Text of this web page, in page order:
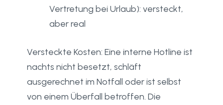
Vertretung bei Urlaub): versteckt,
aber real
Versteckte Kosten: Eine interne Hotline ist
nachts nicht besetzt, schläft
ausgerechnet im Notfall oder ist selbst
von einem Überfall betroffen. Die